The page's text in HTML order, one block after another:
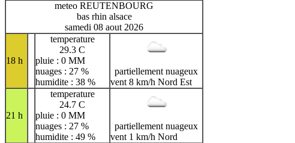
meteo REUTENBOURG
bas rhin alsace
samedi 08 aout 2026
18 h
temperature
29.3 C
pluie : 0 MM
nuages : 27 %
humidite : 38 %
partiellement nuageux
vent 8 km/h Nord Est
21 h
temperature
24.7 C
pluie : 0 MM
nuages : 27 %
humidite : 49 %
partiellement nuageux
vent 1 km/h Nord